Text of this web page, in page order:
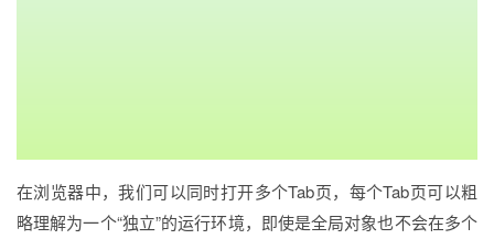
在浏览器中，我们可以同时打开多个Tab页，每个Tab页可以粗
略理解为一个“独立”的运行环境，即使是全局对象也不会在多个